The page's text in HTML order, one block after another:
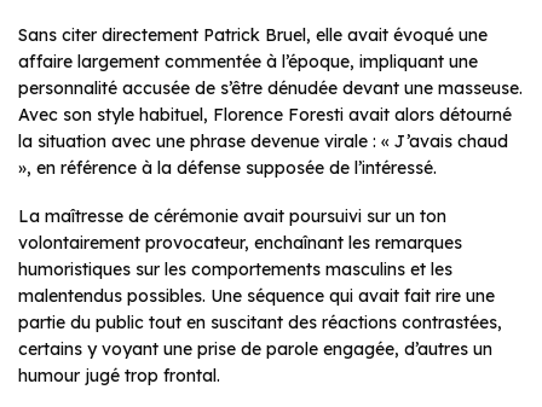
Sans citer directement Patrick Bruel, elle avait évoqué une
affaire largement commentée à l’époque, impliquant une
personnalité accusée de s’être dénudée devant une masseuse.
Avec son style habituel, Florence Foresti avait alors détourné
la situation avec une phrase devenue virale : « J’avais chaud
», en référence à la défense supposée de l’intéressé.
La maîtresse de cérémonie avait poursuivi sur un ton
volontairement provocateur, enchaînant les remarques
humoristiques sur les comportements masculins et les
malentendus possibles. Une séquence qui avait fait rire une
partie du public tout en suscitant des réactions contrastées,
certains y voyant une prise de parole engagée, d’autres un
humour jugé trop frontal.